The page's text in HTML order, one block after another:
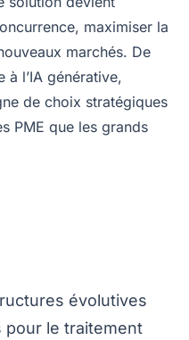
maximiser la
marchés. De
à l’IA générative,
de choix stratégiques
PME que les grands
évolutives
pour le traitement